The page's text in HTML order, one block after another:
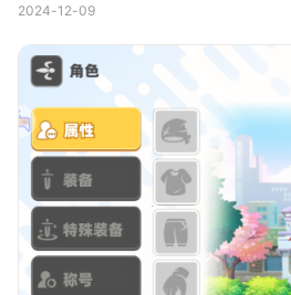
2024-12-09